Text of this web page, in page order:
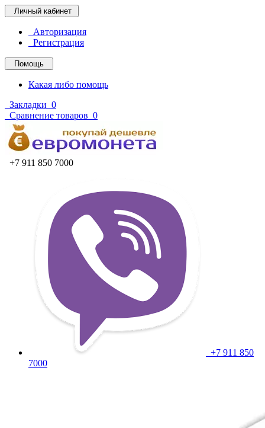
Личный кабинет
Авторизация
Регистрация
Помощь
Какая либо помощь
Закладки 0
Сравнение товаров 0
+7 911 850 7000
+7 911 850
7000